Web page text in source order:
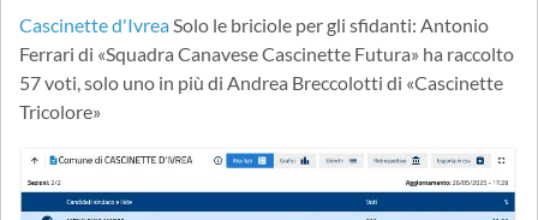
Cascinette d'Ivrea Solo le briciole per gli sfidanti: Antonio
Ferrari di «Squadra Canavese Cascinette Futura» ha raccolto
57 voti, solo uno in più di Andrea Breccolotti di «Cascinette
Tricolore»